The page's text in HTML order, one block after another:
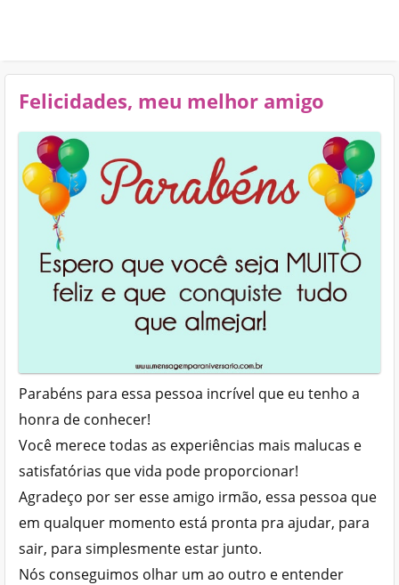
Felicidades, meu melhor amigo
Parabéns para essa pessoa incrível que eu tenho a
honra de conhecer!
Você merece todas as experiências mais malucas e
satisfatórias que vida pode proporcionar!
Agradeço por ser esse amigo irmão, essa pessoa que
em qualquer momento está pronta pra ajudar, para
sair, para simplesmente estar junto.
Nós conseguimos olhar um ao outro e entender